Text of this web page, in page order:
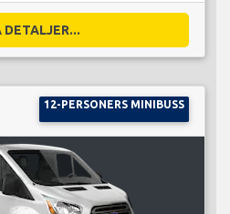
DETALJER...
12-PERSONERS MINIBUSS